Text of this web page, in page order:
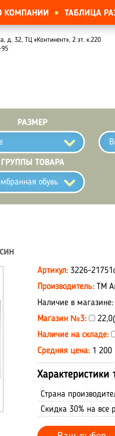
КОМПАНИИ ТАБЛИЦА
д. 32, ТЦ «Континент», 2 эт. к.220
95
РАЗМЕР
ГРУППЫ ТОВАРА
обувь
Артикул: 3226-
Производитель: ТМ
Наличие в магазине:
Магазин №3:
Наличие на складе:
Средняя цена: 1 200
Характеристики
Страна
Скидка 30% на все